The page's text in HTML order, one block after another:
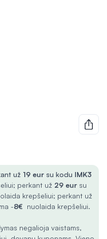
už 19 eur su kodu IMK3
perkant už 29 eur su
krepšeliui; perkant už
-8€ nuolaida krepšeliui.
negalioja vaistams,